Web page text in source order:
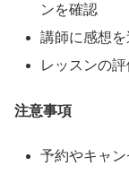
ンを確認
講師に感想を
レッスンの
注意事項
予約やキャ